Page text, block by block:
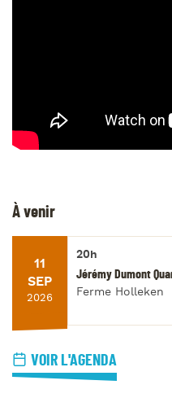
À venir
11
SEP
2026
20h
Jérémy Dumont
Ferme Holleken
VOIR L'AGENDA